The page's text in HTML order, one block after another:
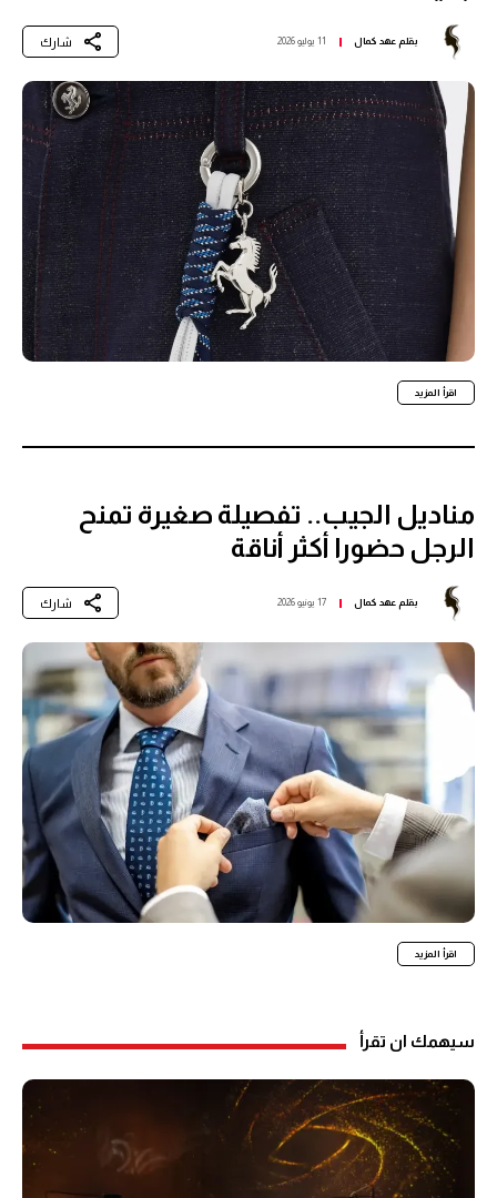
بقلمعهد كمال 11 يوليو 2026 شارك
اقرأ المزيد
مناديل الجيب.. تفصيلة صغيرة تمنح
الرجل حضورا أكثر أناقة
بقلمعهد كمال 17 يونيو 2026 شارك
اقرأ المزيد
سيهمك ان تقرأ